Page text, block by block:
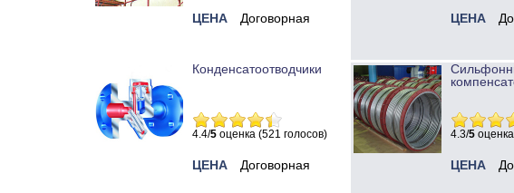
ЦЕНА Договорная ЦЕНА
Конденсатоотводчики
4.4/5 оценка (521 голосов)
ЦЕНА Договорная
4.3/5
ЦЕНА